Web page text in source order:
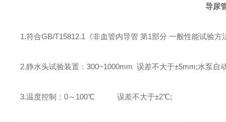
导尿
1.符合GB/T15812.1《非血管内导管 第1部分 一般性能试验
2.静水头试验装置：300~1000mm 误差不大于±5mm;水泵自
3.温度控制：0～100℃ 误差不大于±2℃;